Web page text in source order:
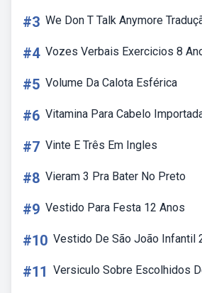
#3 We Don T Talk Anymore
#4 Vozes Verbais Exercicios 8
#5 Volume Da Calota Esférica
#6 Vitamina Para Cabelo
#7 Vinte E Três Em Ingles
#8 Vieram 3 Pra Bater No Preto
#9 Vestido Para Festa 12 Anos
#10 Vestido De São João Infantil
#11 Versiculo Sobre Escolhidos